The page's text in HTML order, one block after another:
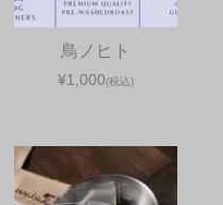
鳥ノヒト
¥1,000(税込)